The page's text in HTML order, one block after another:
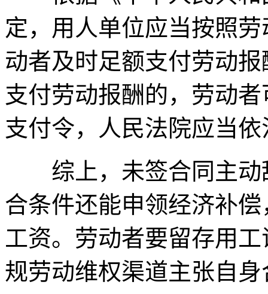
定，用人单位应当按照
动者及时足额支付劳动
支付劳动报酬的，劳动
支付令，人民法院应当
综上，未签合同主动
合条件还能申领经济补
工资。劳动者要留存用
规劳动维权渠道主张自